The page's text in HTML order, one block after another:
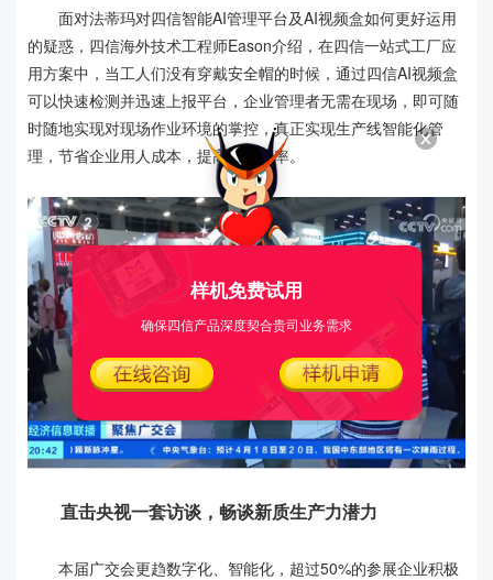
面对法蒂玛对四信智能AI管理平台及AI视频盒如何更好运用
的疑惑，四信海外技术工程师Eason介绍，在四信一站式工厂应
用方案中，当工人们没有穿戴安全帽的时候，通过四信AI视频盒
可以快速检测并迅速上报平台，企业管理者无需在现场，即可随
时随地实现对现场作业环境的掌控，真正实现生产线智能化管
理，节省企业用人成本，提高生产效率。
直击央视一套访谈，畅谈新质生产力潜力
本届广交会更趋数字化、智能化，超过50%的参展企业积极
样机免费试用
确保四信产品深度契合贵司业务需求